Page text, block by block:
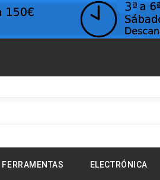
FERRAMENTAS ELECTRÓNICA